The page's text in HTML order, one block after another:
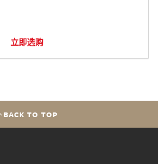
立即选购
BACK TO TOP